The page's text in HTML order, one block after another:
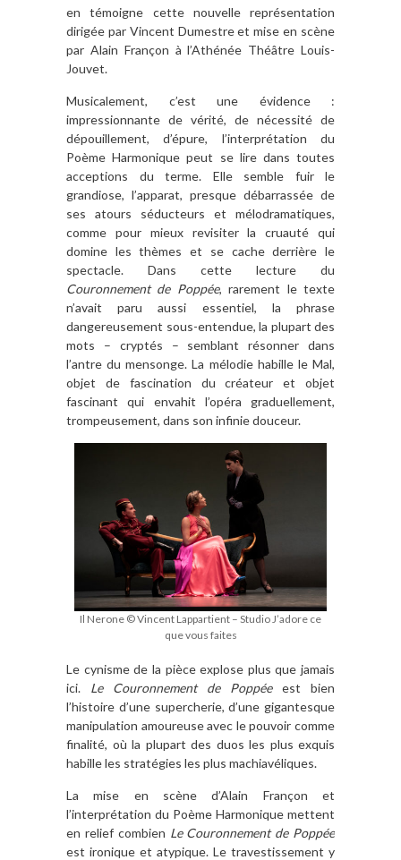
en témoigne cette nouvelle représentation
dirigée par Vincent Dumestre et mise en scène
par Alain Françon à l’Athénée Théâtre Louis-
Jouvet.
Musicalement, c’est une évidence :
impressionnante de vérité, de nécessité de
dépouillement, d’épure, l’interprétation du
Poème Harmonique peut se lire dans toutes
acceptions du terme. Elle semble fuir le
grandiose, l’apparat, presque débarrassée de
ses atours séducteurs et mélodramatiques,
comme pour mieux revisiter la cruauté qui
domine les thèmes et se cache derrière le
spectacle. Dans cette lecture du
Couronnement de Poppée, rarement le texte
n’avait paru aussi essentiel, la phrase
dangereusement sous-entendue, la plupart des
mots – cryptés – semblant résonner dans
l’antre du mensonge. La mélodie habille le Mal,
objet de fascination du créateur et objet
fascinant qui envahit l’opéra graduellement,
trompeusement, dans son infinie douceur.
Il Nerone © Vincent Lappartient – Studio J’adore ce
que vous faites
Le cynisme de la pièce explose plus que jamais
ici. Le Couronnement de Poppéeest bien
l’histoire d’une supercherie, d’une gigantesque
manipulation amoureuse avec le pouvoir comme
finalité, où la plupart des duos les plus exquis
habille les stratégies les plus machiavéliques.
La mise en scène d’Alain Françon et
l’interprétation du Poème Harmonique mettent
en relief combien Le Couronnement de Poppée
est ironique et atypique. Le travestissement y